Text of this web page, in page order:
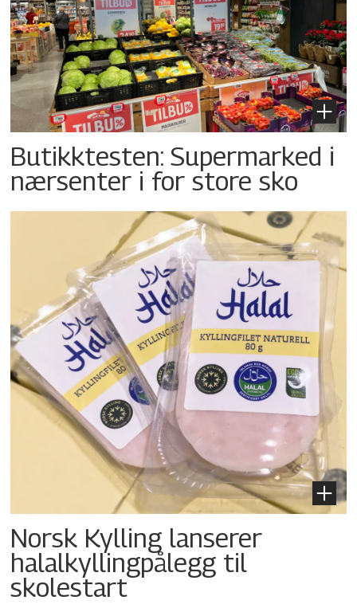
Butikktesten: Supermarked i
nærsenter i for store sko
Norsk Kylling lanserer
halalkylling­pålegg til
skolestart